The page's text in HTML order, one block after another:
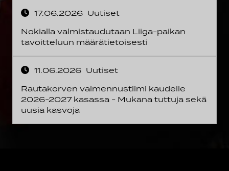
17.06.2026 Uutiset
Nokialla valmistaudutaan Liiga-paikan
tavoitteluun määrätietoisesti
11.06.2026 Uutiset
Rautakorven valmennustiimi kaudelle
2026-2027 kasassa - Mukana tuttuja sekä
uusia kasvoja